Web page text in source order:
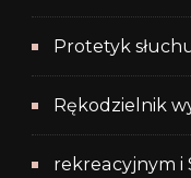
Protetyk
Rękodzielnik
rekreacyjnym i